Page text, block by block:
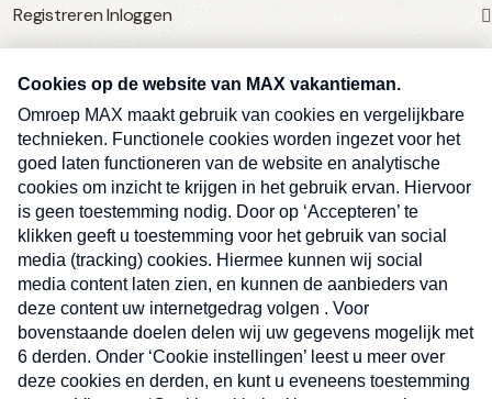
Registreren Inloggen
SERVICE
Over Omroep MAX
MAX Vandaag
MAX Meldpunt
Pers
Contact
Algemene voorwaarden
Privacyverklaring
Kwetsbaarheid melden
RegistrerenInloggen
Ben je benieuwd naar meer
vakantienieuws- en tips?
E-